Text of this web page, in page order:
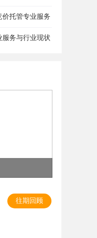
价托管专业服务
务与行业现状
往期回顾